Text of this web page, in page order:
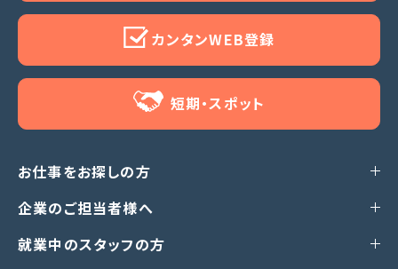
カンタンWEB登録
短期・スポット
お仕事をお探しの方
企業のご担当者様へ
就業中のスタッフの方